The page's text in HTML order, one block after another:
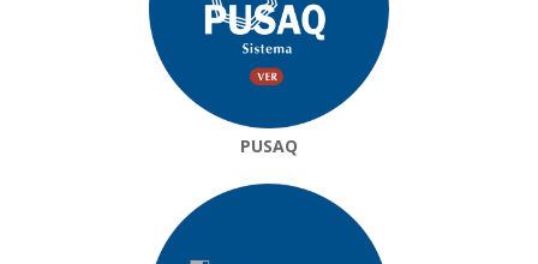
PUSAQ